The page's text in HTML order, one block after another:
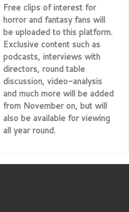
Free clips of interest for
horror and fantasy fans will
be uploaded to this platform.
Exclusive content such as
podcasts, interviews with
directors, round table
discussion, video-analysis
and much more will be added
from November on, but will
also be available for viewing
all year round.